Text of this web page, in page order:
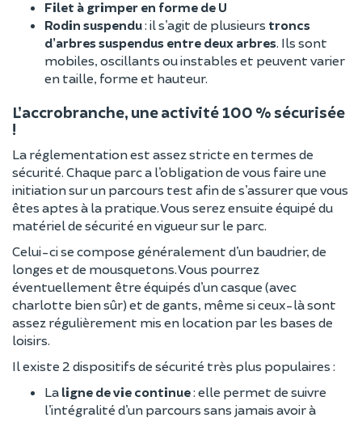
Filet à grimper en forme de U
Rodin suspendu: il s’agit de plusieurs troncs
d’arbres suspendus entre deux arbres . Ils sont
mobiles, oscillants ou instables et peuvent varier
en taille, forme et hauteur.
L’accrobranche, une activité 100 % sécurisée
!
La réglementation est assez stricte en termes de
sécurité. Chaque parc a l’obligation de vous faire une
initiation sur un parcours test afin de s’assurer que vous
êtes aptes à la pratique. Vous serez ensuite équipé du
matériel de sécurité en vigueur sur le parc.
Celui-ci se compose généralement d’un baudrier, de
longes et de mousquetons. Vous pourrez
éventuellement être équipés d’un casque (avec
charlotte bien sûr) et de gants, même si ceux-là sont
assez régulièrement mis en location par les bases de
loisirs.
Il existe 2 dispositifs de sécurité très plus populaires :
La ligne de vie continue: elle permet de suivre
l’intégralité d’un parcours sans jamais avoir à